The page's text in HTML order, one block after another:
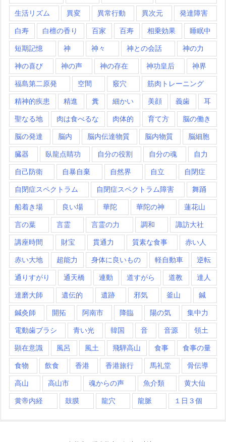
生活リズム 異変 異常行動 異次元 発達障害
白寿 白檀の香り 百家 百寿 相乗効果 睡眠中
短期記憶 神 神々 神との会話 神の力
神の喜び 神の声 神の存在 神功皇后 神界
福島第二原発 空間 竅穴 筋肉トレーニング
精神的疾患 精進 糞 細かい 美顔 義歯 耳
聖なる地 肉は食べるな 肉体的 育て方 脳の働き
脳の発達 脳内 脳内伝達物質 脳内物質 脳細胞
臓器 臥龍点睛功 自分の役割 自分の魂 自力
自己防衛 自暴自棄 自然界 自立 自閉症
自閉症スペクトラム 自閉症スペクトラム障害 舞踊
船着き場 良い場 華陀 華陀の神 蓮花山
言の葉 言霊 言霊の力 調和 諏訪大社
講座時間 財宝 貫通力 質素な食事 赤い人
赤い大地 超能力 身体に良いもの 軽自動車 逆転
通りすがり 通天橋 連動 道すがら 道教 達人
達磨大師 遺伝的 遺跡 邪気 釜山 鍼
鍼灸師 開拓 阿南市 降臨 陽の気 集中力
電動歯ブラシ 青い光 韓国 音 音源 領土
顕在意識 風呂 風土 飛騨高山 食事 食事の量
食物 飲食 香港 香港旅行 馬礼堂 骨伝導
高山 高山市 魂からの声 魚介類 黄大仙
黄帝内経 鼓膜 龍穴 龍脈 １日３個